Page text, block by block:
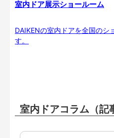
室内ドア展示ショールーム
DAIKENの室内ドアを全国のシ
す。
室内ドアコラム（記